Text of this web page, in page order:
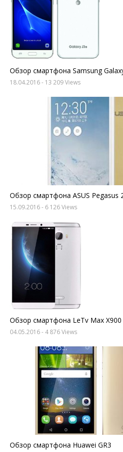
Обзор смартфона Samsung
18.04.2016- 13 209 Views
Обзор смартфона ASUS Pegasus
15.09.2016- 6 126 Views
Обзор смартфона LeTv Max X900
04.05.2016- 4 876 Views
Обзор смартфона Huawei GR3